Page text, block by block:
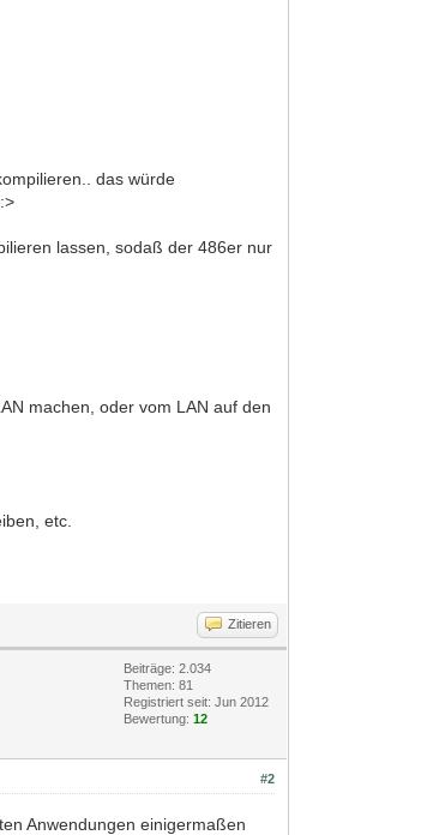
das würde
lassen, sodaß der 486er nur
machen, oder vom LAN auf den
etc.
Zitieren
Beiträge: 2.034
Themen: 81
Registriert seit: Jun 2012
Bewertung:12
#2
Anwendungen einigermaßen